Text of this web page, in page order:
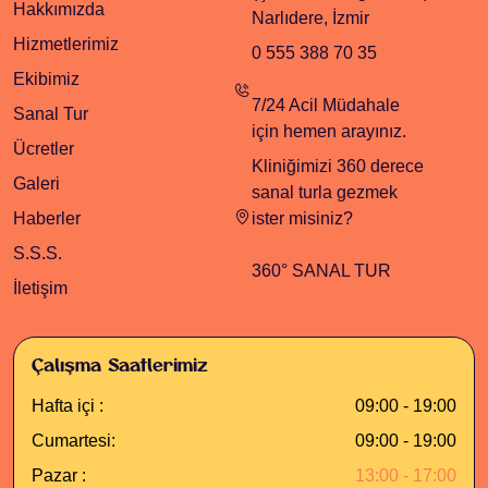
Hakkımızda
Hizmetlerimiz
Ekibimiz
Sanal Tur
Ücretler
Galeri
Haberler
S.S.S.
İletişim
Narlıdere, İzmir
0 555 388 70 35
7/24 Acil Müdahale
için hemen arayınız.
Kliniğimizi 360 derece
sanal turla gezmek
ister misiniz?
360° SANAL TUR
Çalışma Saatlerimiz
Hafta içi :
09:00 - 19:00
Cumartesi:
09:00 - 19:00
Pazar :
13:00 - 17:00